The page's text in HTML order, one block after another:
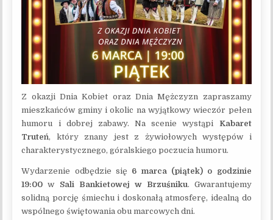
Z okazji Dnia Kobiet oraz Dnia Mężczyzn zapraszamy
mieszkańców gminy i okolic na wyjątkowy wieczór pełen
humoru i dobrej zabawy. Na scenie wystąpi Kabaret
Truteń, który znany jest z żywiołowych występów i
charakterystycznego, góralskiego poczucia humoru.
Wydarzenie odbędzie się 6 marca (piątek) o godzinie
19:00 w Sali Bankietowej w Brzuśniku. Gwarantujemy
solidną porcję śmiechu i doskonałą atmosferę, idealną do
wspólnego świętowania obu marcowych dni.